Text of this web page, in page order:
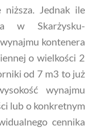
niższa. Jednak ile
w Skarżysku-
kontenera
o wielkości 2
od 7 m3 to już
wynajmu
lub o konkretnym
cennika